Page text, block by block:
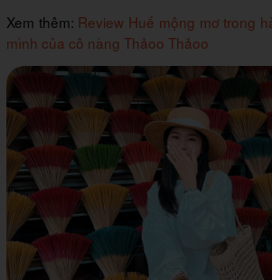
Xem thêm: Review Huế mộng mơ trong
mình của cô nàng Thảoo Thảoo